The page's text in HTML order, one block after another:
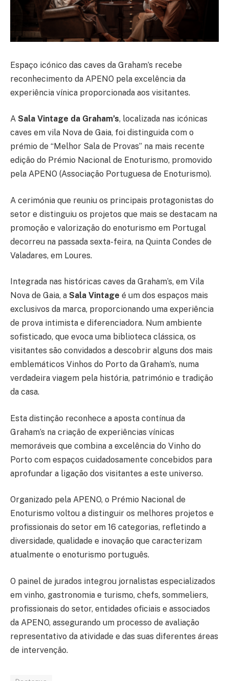
Espaço icónico das caves da Graham’s recebe
reconhecimento da APENO pela excelência da
experiência vínica proporcionada aos visitantes.
A Sala Vintage da Graham’s, localizada nas icónicas
caves em vila Nova de Gaia, foi distinguida com o
prémio de “Melhor Sala de Provas” na mais recente
edição do Prémio Nacional de Enoturismo, promovido
pela APENO (Associação Portuguesa de Enoturismo).
A cerimónia que reuniu os principais protagonistas do
setor e distinguiu os projetos que mais se destacam na
promoção e valorização do enoturismo em Portugal
decorreu na passada sexta-feira, na Quinta Condes de
Valadares, em Loures.
Integrada nas históricas caves da Graham’s, em Vila
Nova de Gaia, a Sala Vintage é um dos espaços mais
exclusivos da marca, proporcionando uma experiência
de prova intimista e diferenciadora. Num ambiente
sofisticado, que evoca uma biblioteca clássica, os
visitantes são convidados a descobrir alguns dos mais
emblemáticos Vinhos do Porto da Graham’s, numa
verdadeira viagem pela história, património e tradição
da casa.
Esta distinção reconhece a aposta contínua da
Graham’s na criação de experiências vínicas
memoráveis que combina a excelência do Vinho do
Porto com espaços cuidadosamente concebidos para
aprofundar a ligação dos visitantes a este universo.
Organizado pela APENO, o Prémio Nacional de
Enoturismo voltou a distinguir os melhores projetos e
profissionais do setor em 16 categorias, refletindo a
diversidade, qualidade e inovação que caracterizam
atualmente o enoturismo português.
O painel de jurados integrou jornalistas especializados
em vinho, gastronomia e turismo, chefs, sommeliers,
profissionais do setor, entidades oficiais e associados
da APENO, assegurando um processo de avaliação
representativo da atividade e das suas diferentes áreas
de intervenção.